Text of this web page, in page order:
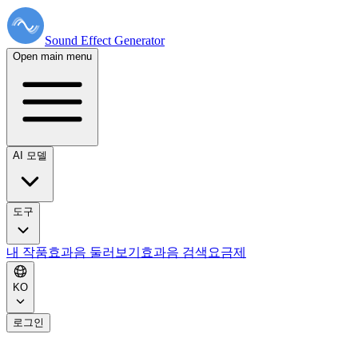
Sound Effect Generator
Open main menu
AI 모델
도구
내 작품효과음 둘러보기 효과음 검색 요금제
KO
로그인